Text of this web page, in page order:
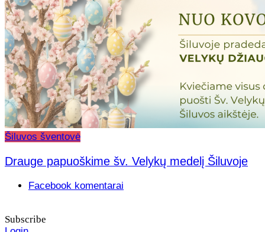
Šiluvos šventovė
Drauge papuoškime šv. Velykų medelį Šiluvoje
Facebook komentarai
Subscribe